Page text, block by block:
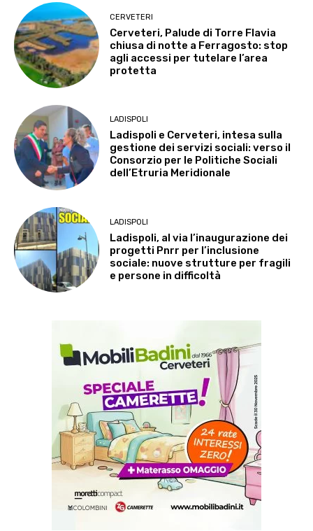
CERVETERI
Cerveteri, Palude di Torre Flavia
chiusa di notte a Ferragosto: stop
agli accessi per tutelare l’area
protetta
LADISPOLI
Ladispoli e Cerveteri, intesa sulla
gestione dei servizi sociali: verso il
Consorzio per le Politiche Sociali
dell’Etruria Meridionale
LADISPOLI
Ladispoli, al via l’inaugurazione dei
progetti Pnrr per l’inclusione
sociale: nuove strutture per fragili
e persone in difficoltà